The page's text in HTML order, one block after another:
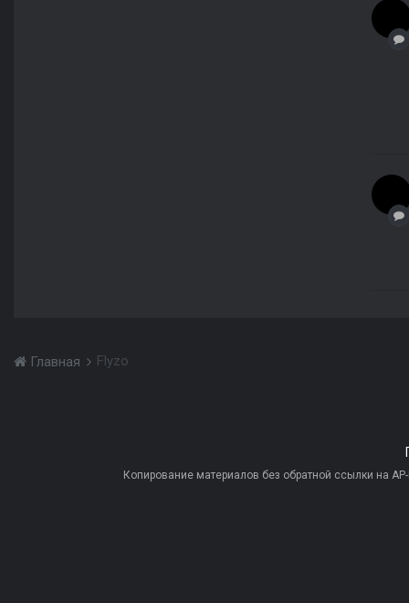
Главная Flyzo
Копирование материалов без обратной ссылки на